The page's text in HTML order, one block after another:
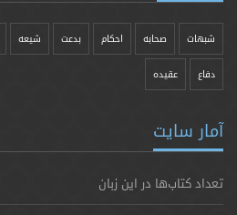
شبهات صحابه احکام بدعت شیعه
دفاع عقیده
آمار سایت
تعداد کتاب‌ها در این زبان